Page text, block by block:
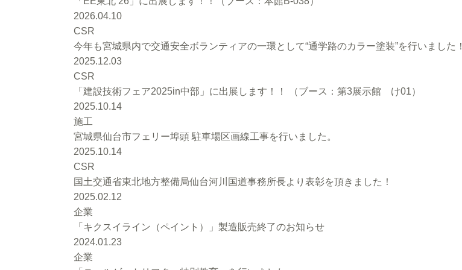
2026.04.10
CSR
今年も宮城県内で交通安全ボランティアの一環として“通学路のカラー塗装”を行いました！
2025.12.03
CSR
「建設技術フェア2025in中部」に出展します！！ （ブース：第3展示館 け01）
2025.10.14
施工
宮城県仙台市フェリー埠頭 駐車場区画線工事を行いました。
2025.10.14
CSR
国土交通省東北地方整備局仙台河川国道事務所長より表彰を頂きました！
2025.02.12
企業
「キクスイライン（ペイント）」製造販売終了のお知らせ
2024.01.23
企業